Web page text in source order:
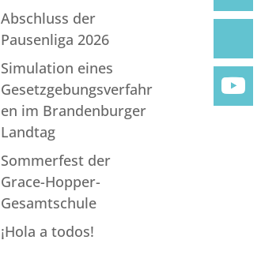
Abschluss der
Pausenliga 2026
Simulation eines
Gesetzgebungsverfahr
en im Brandenburger
Landtag
Sommerfest der
Grace-Hopper-
Gesamtschule
¡Hola a todos!